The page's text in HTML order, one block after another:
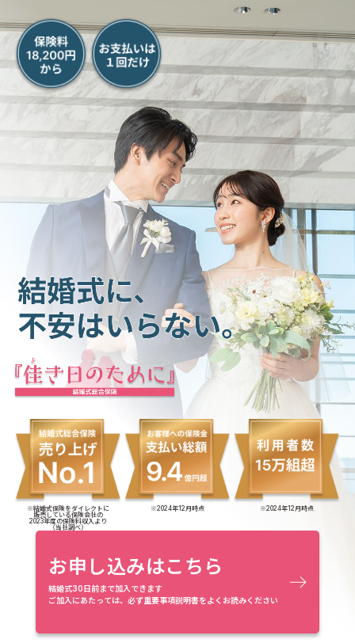
※結婚式保険をダイレクトに
販売している保険会社の
2023年度の保険料収入より
（当社調べ）
※2024年12月時点 ※2024年12月時点
お申し込みはこちら
結婚式30日前まで加入できます
ご加入にあたっては、必ず重要事項説明書をよくお読みください